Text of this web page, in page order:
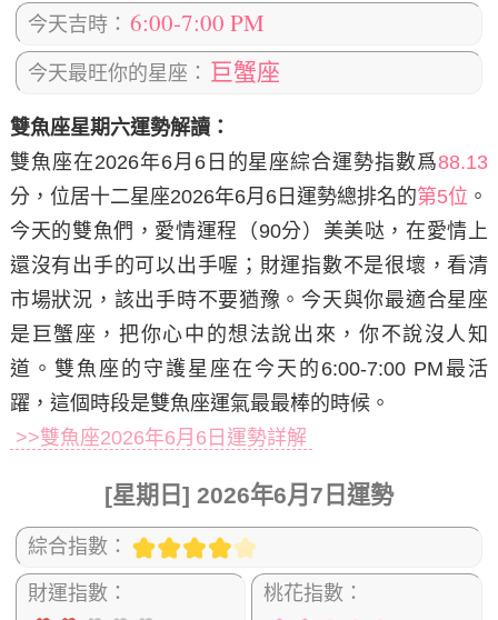
今天吉時： 6:00-7:00 PM
今天最旺你的星座： 巨蟹座
雙魚座星期六運勢解讀：
雙魚座在2026年6月6日 的星座綜合運勢指數爲88.13
分，位居十二星座2026年6月6日運勢總排名的第5位 。
今天的雙魚們，愛情運程（90分）美美哒，在愛情上
還沒有出手的可以出手喔；財運指數不是很壞，看清
市場狀況，該出手時不要猶豫。今天與你最適合星座
是巨蟹座，把你心中的想法說出來，你不說沒人知
道。雙魚座的守護星座在今天的6:00-7:00 PM最活
躍，這個時段是雙魚座運氣最最棒的時候。
>>雙魚座2026年6月6日運勢詳解
[星期日] 2026年6月7日運勢
綜合指數：
財運指數： 桃花指數：